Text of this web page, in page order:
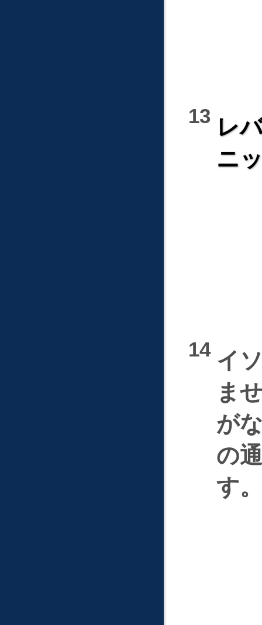
レ
ニ
イ
ま
が
の
す。